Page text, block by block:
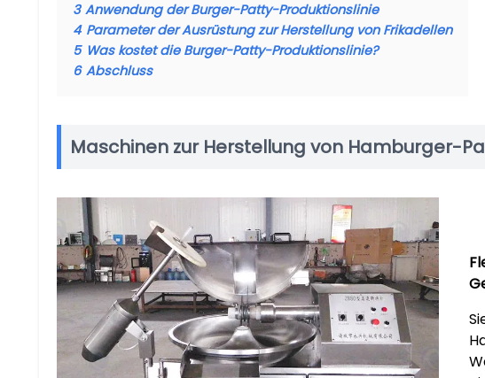
3 Anwendung der Burger-Patty-Produktionslinie
4 Parameter der Ausrüstung zur Herstellung von Frikadellen
5 Was kostet die Burger-Patty-Produktionslinie?
6 Abschluss
Maschinen zur Herstellung von Hamburger-